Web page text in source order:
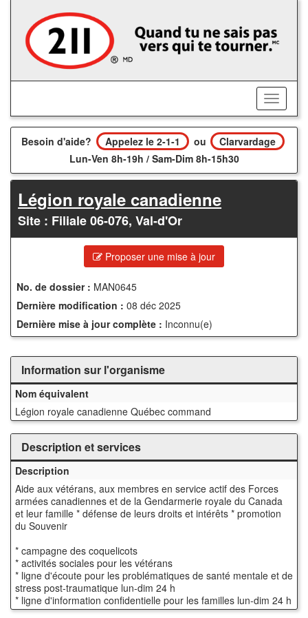
contenu
principal
Activer/
le
menu
Besoin d'aide? Appelez le 2-1-1 ou
Clarvardage
Lun-Ven 8h-19h / Sam-Dim 8h-15h30
Légion royale canadienne
Site : Filiale 06-076, Val-d'Or
Proposer une mise à jour
No. de dossier : MAN0645
Dernière modification : 08 déc 2025
Dernière mise à jour complète : Inconnu(e)
Information sur l'organisme
Nom équivalent
Légion royale canadienne Québec command
Description et services
Description
Aide aux vétérans, aux membres en service actif des Forces
armées canadiennes et de la Gendarmerie royale du Canada
et leur famille * défense de leurs droits et intérêts * promotion
du Souvenir
* campagne des coquelicots
* activités sociales pour les vétérans
* ligne d'écoute pour les problématiques de santé mentale et de
stress post-traumatique lun-dim 24 h
* ligne d'information confidentielle pour les familles lun-dim 24 h